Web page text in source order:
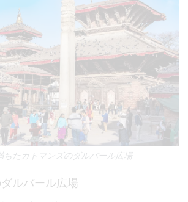
ちたカトマンズのダルバール広場
ルバール広場